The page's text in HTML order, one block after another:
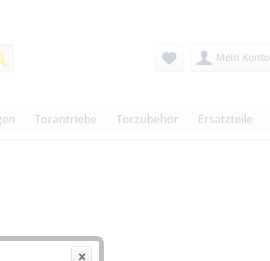
Mein Konto
Torantriebe Torzubehör Ersatzteile